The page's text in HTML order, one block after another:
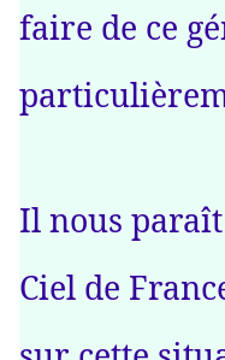
faire de ce
Il nous
Ciel de